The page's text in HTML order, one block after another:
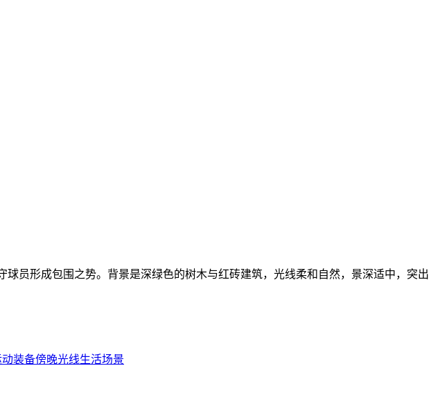
员形成包围之势。背景是深绿色的树木与红砖建筑，光线柔和自然，景深适中，突出
动装备傍晚光线生活场景